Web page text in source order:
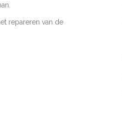
repareren van de